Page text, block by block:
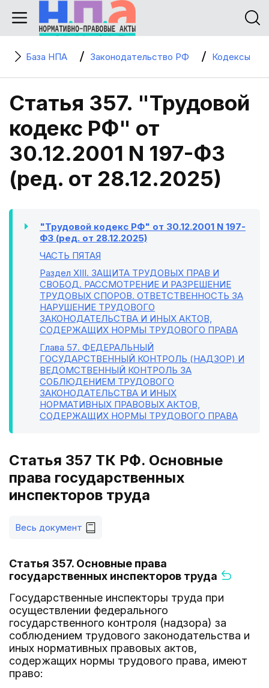
База НПА Законодательство РФ Кодексы
Статья 357. "Трудовой
кодекс РФ" от
30.12.2001 N 197-ФЗ
(ред. от 28.12.2025)
"Трудовой кодекс РФ" от 30.12.2001 N 197-
ФЗ (ред. от 28.12.2025)
ЧАСТЬ ПЯТАЯ
Раздел XIII. ЗАЩИТА ТРУДОВЫХ ПРАВ И
СВОБОД. РАССМОТРЕНИЕ И РАЗРЕШЕНИЕ
ТРУДОВЫХ СПОРОВ. ОТВЕТСТВЕННОСТЬ ЗА
НАРУШЕНИЕ ТРУДОВОГО
ЗАКОНОДАТЕЛЬСТВА И ИНЫХ АКТОВ,
СОДЕРЖАЩИХ НОРМЫ ТРУДОВОГО ПРАВА
Глава 57. ФЕДЕРАЛЬНЫЙ
ГОСУДАРСТВЕННЫЙ КОНТРОЛЬ (НАДЗОР) И
ВЕДОМСТВЕННЫЙ КОНТРОЛЬ ЗА
СОБЛЮДЕНИЕМ ТРУДОВОГО
ЗАКОНОДАТЕЛЬСТВА И ИНЫХ
НОРМАТИВНЫХ ПРАВОВЫХ АКТОВ,
СОДЕРЖАЩИХ НОРМЫ ТРУДОВОГО ПРАВА
Статья 357 ТК РФ. Основные
права государственных
инспекторов труда
Весь документ
Статья 357. Основные права
государственных инспекторов труда
Государственные инспекторы труда при
осуществлении федерального
государственного контроля (надзора) за
соблюдением трудового законодательства и
иных нормативных правовых актов,
содержащих нормы трудового права, имеют
право: